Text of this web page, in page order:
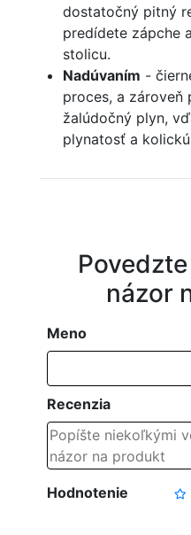
dostatočný pitný
predídete zápche
stolicu.
Nadúvaním -
proces, a zároveň
žalúdočný plyn,
plynatosť a
názor
Meno
Recenzia
Hodnotenie